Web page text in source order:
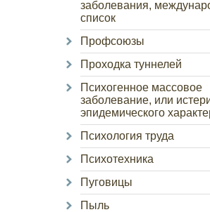
заболевания,
список
Профсоюзы
Проходка туннелей
Психогенное массовое
заболевание, или
эпидемического
Психология труда
Психотехника
Пуговицы
Пыль